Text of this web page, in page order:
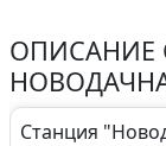
ОПИСАНИЕ
Станция